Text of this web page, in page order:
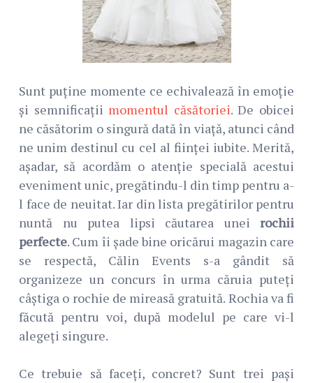
Sunt puține momente ce echivalează în emoție
și semnificații momentul căsătoriei. De obicei
ne căsătorim o singură dată în viață, atunci când
ne unim destinul cu cel al ființei iubite. Merită,
așadar, să acordăm o atenție specială acestui
eveniment unic, pregătindu-l din timp pentru a-
l face de neuitat. Iar din lista pregătirilor pentru
nuntă nu putea lipsi căutarea unei rochii
perfecte. Cum îi șade bine oricărui magazin care
se respectă, Călin Events s-a gândit să
organizeze un concurs în urma căruia puteți
câștiga o rochie de mireasă gratuită. Rochia va fi
făcută pentru voi, după modelul pe care vi-l
alegeți singure.
Ce trebuie să faceți, concret? Sunt trei pași